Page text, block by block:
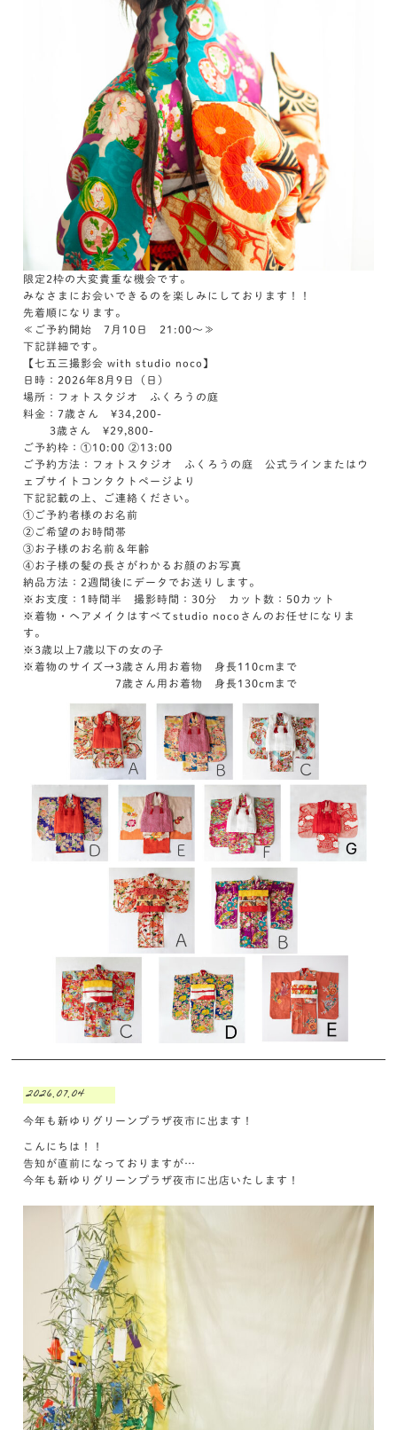
限定2枠の大変貴重な機会です。
みなさまにお会いできるのを楽しみにしております！！
先着順になります。
≪ご予約開始 7月10日 21:00～≫
下記詳細です。
【七五三撮影会 with studio noco】
日時：2026年8月9日（日）
場所：フォトスタジオ ふくろうの庭
料金：7歳さん ¥34,200-
3歳さん ¥29,800-
ご予約枠：①10:00 ②13:00
ご予約方法：フォトスタジオ ふくろうの庭 公式ラインまたはウ
ェブサイトコンタクトページより
下記記載の上、ご連絡ください。
①ご予約者様のお名前
②ご希望のお時間帯
③お子様のお名前＆年齢
④お子様の髪の長さがわかるお顔のお写真
納品方法：2週間後にデータでお送りします。
※お支度：1時間半 撮影時間：30分 カット数：50カット
※着物・ヘアメイクはすべてstudio nocoさんのお任せになりま
す。
※3歳以上7歳以下の女の子
※着物のサイズ→3歳さん用お着物 身長110cmまで
7歳さん用お着物 身長130cmまで
2026.07.04
今年も新ゆりグリーンプラザ夜市に出ます！
こんにちは！！
告知が直前になっておりますが…
今年も新ゆりグリーンプラザ夜市に出店いたします！